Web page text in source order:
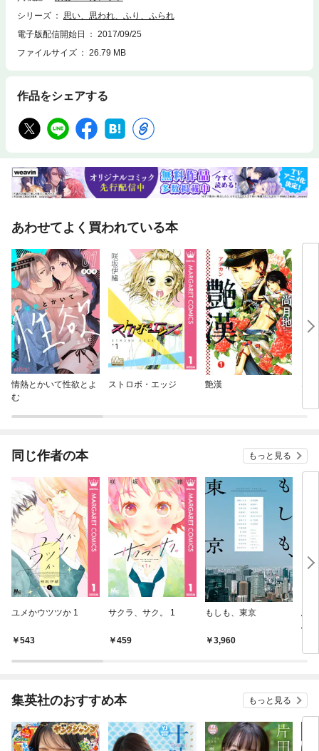
シリーズ
思い、思われ、ふり、ふられ
電子版配信開始日
2017/09/25
ファイルサイズ
26.79 MB
作品をシェアする
あわせてよく買われている本
情熱とかいて性欲とよ
む
ストロボ・エッジ 艶漢 な
同じ作者の本 もっと見る
ユメかウツツか 1
543
サクラ、サク。 1
459
もしも、東京
3,960
ふ
初
集英社のおすすめ本 もっと見る